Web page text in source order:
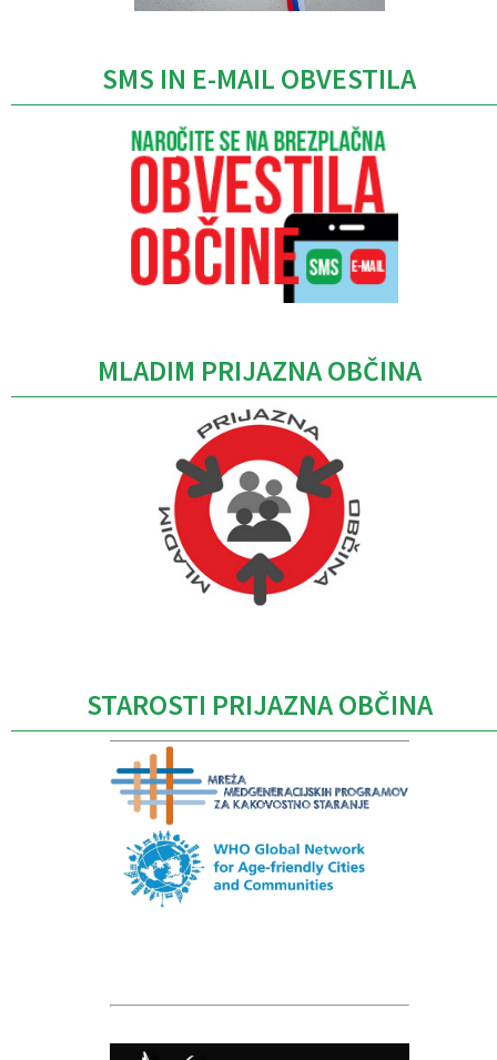
SMS IN E-MAIL OBVESTILA
MLADIM PRIJAZNA OBČINA
STAROSTI PRIJAZNA OBČINA